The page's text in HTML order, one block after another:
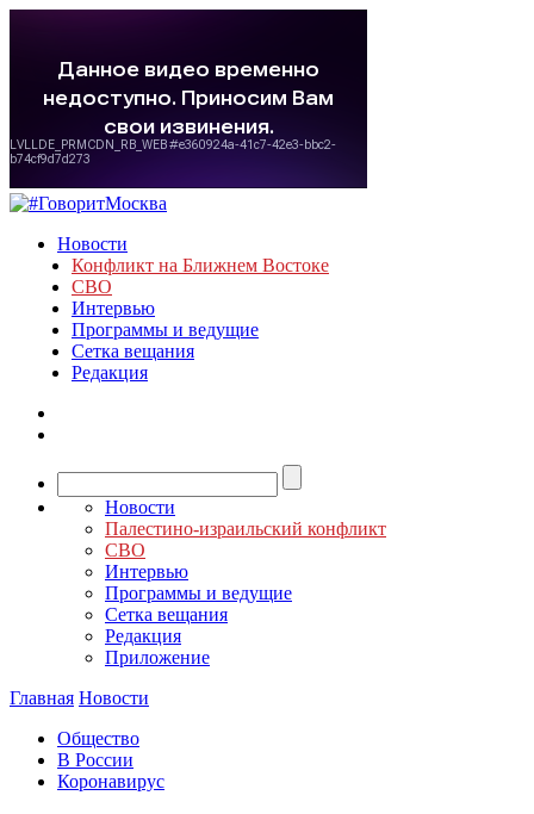
Новости
Конфликт на Ближнем Востоке
СВО
Интервью
Программы и ведущие
Сетка вещания
Редакция
Новости
Палестино-израильский конфликт
СВО
Интервью
Программы и ведущие
Сетка вещания
Редакция
Приложение
Главная Новости
Общество
В России
Коронавирус